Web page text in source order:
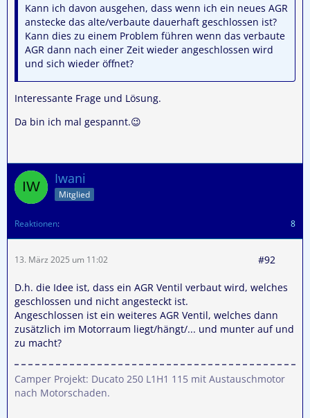
Kann ich davon ausgehen, dass wenn ich ein neues AGR
anstecke das alte/verbaute dauerhaft geschlossen ist?
Kann dies zu einem Problem führen wenn das verbaute
AGR dann nach einer Zeit wieder angeschlossen wird
und sich wieder öffnet?
Interessante Frage und Lösung.
Da bin ich mal gespannt.😉
Iwani
Mitglied
Reaktionen 8
13. März 2025 um 11:02 #92
D.h. die Idee ist, dass ein AGR Ventil verbaut wird, welches
geschlossen und nicht angesteckt ist.
Angeschlossen ist ein weiteres AGR Ventil, welches dann
zusätzlich im Motorraum liegt/hängt/... und munter auf und
zu macht?
Camper Projekt: Ducato 250 L1H1 115 mit Austauschmotor
nach Motorschaden.